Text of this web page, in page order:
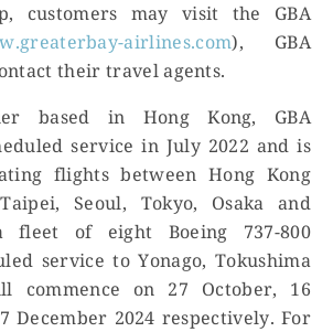
customers may visit the GBA
airlines.com), GBA
their travel agents.
based in Hong Kong, GBA
service in July 2022 and is
flights between Hong Kong
Seoul, Tokyo, Osaka and
of eight Boeing 737-800
service to Yonago, Tokushima
commence on 27 October, 16
December 2024 respectively. For